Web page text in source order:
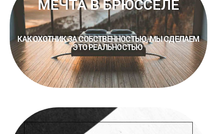
МЕЧТА В БРЮССЕЛЕ
КАК ОХОТНИК ЗА СОБСТВЕННОСТЬЮ, МЫ СДЕЛАЕМ
ЭТО РЕАЛЬНОСТЬЮ